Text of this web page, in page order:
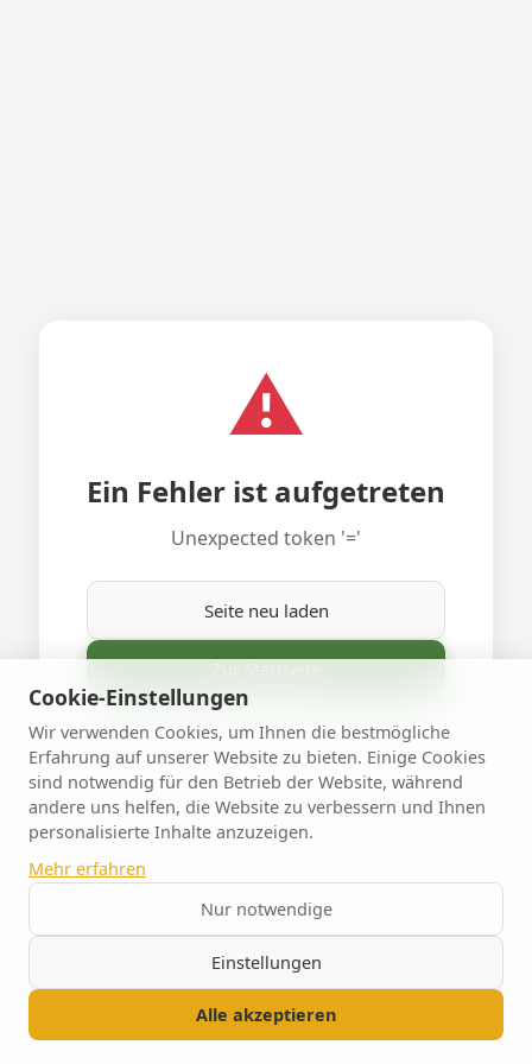
⚠️
Ein Fehler ist aufgetreten
Unexpected token '='
Seite neu laden
Cookie-Einstellungen
Wir verwenden Cookies, um Ihnen die bestmögliche
Erfahrung auf unserer Website zu bieten. Einige Cookies
sind notwendig für den Betrieb der Website, während
andere uns helfen, die Website zu verbessern und Ihnen
personalisierte Inhalte anzuzeigen.
Mehr erfahren
Nur notwendige
Einstellungen
Alle akzeptieren